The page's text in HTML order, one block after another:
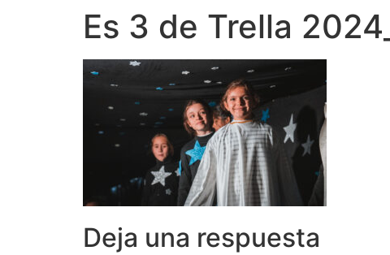
Es 3 de Trella
Deja una respuesta